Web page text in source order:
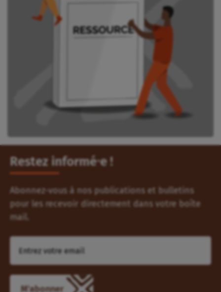
Restez informé⸱e !
Abonnez-vous à nos publications et bulletins
pour les recevoir directement dans votre boîte
mail.
M'abonner